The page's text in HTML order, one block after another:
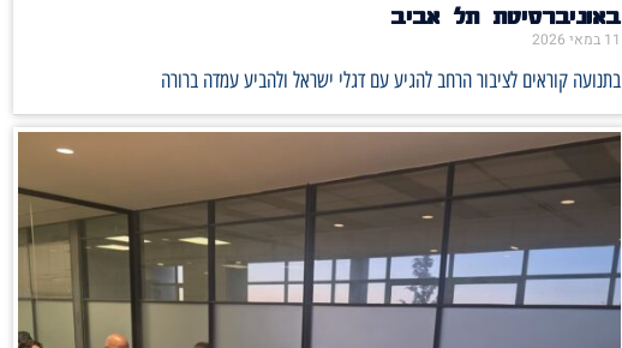
באוניברסיטת תל אביב
11 במאי 2026
בתנועה קוראים לציבור הרחב להגיע עם דגלי ישראל ולהביע עמדה ברורה